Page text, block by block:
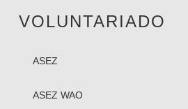
VOLUNTARIADO
ASEZ
ASEZ WAO